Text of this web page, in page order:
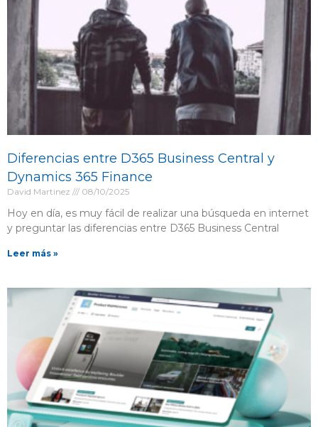
Diferencias entre D365 Business Central y
Dynamics 365 Finance
David Martinez 08/10/2025
Hoy en día, es muy fácil de realizar una búsqueda en internet
y preguntar las diferencias entre D365 Business Central
Leer más »